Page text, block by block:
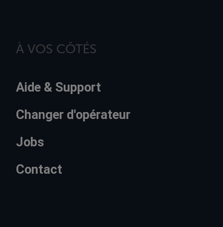
À VOS CÔTÉS
Aide & Support
Changer d'opérateur
Jobs
Contact